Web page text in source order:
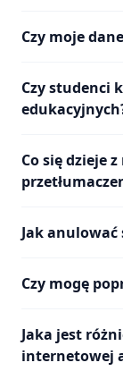
Czy moje
Czy studenci
Co się dzieje
Jak anulować
Czy mogę
Jaka jest
internetowej